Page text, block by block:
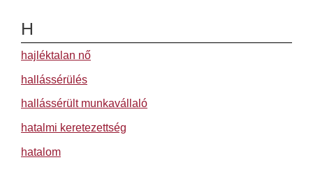
H
hajléktalan nő
hallássérülés
hallássérült munkavállaló
hatalmi keretezettség
hatalom